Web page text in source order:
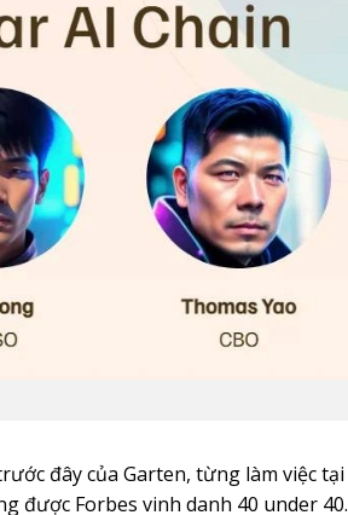
đây của Garten, từng làm việc tại
được Forbes vinh danh 40 under 40.